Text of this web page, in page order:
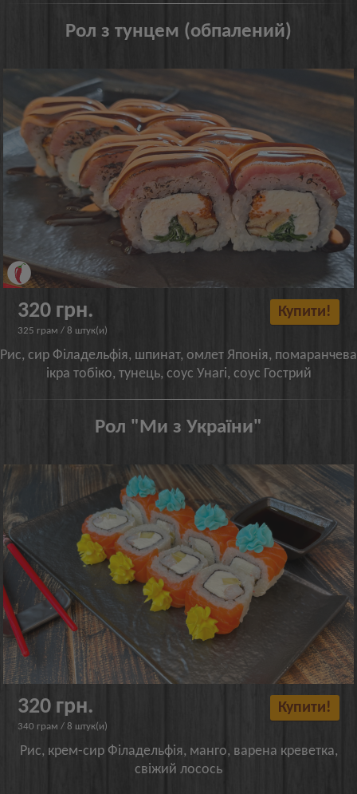
Рол з тунцем (обпалений)
320 грн.
325 грам / 8 штук(и)
Купити!
Рис, сир Філадельфія, шпинат, омлет Японія, помаранчева
ікра тобіко, тунець, соус Унагі, соус Гострий
Рол "Ми з України"
320 грн.
340 грам / 8 штук(и)
Купити!
Рис, крем-сир Філадельфія, манго, варена креветка,
свіжий лосось